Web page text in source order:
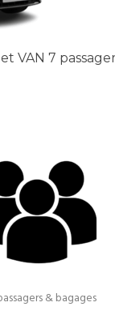
VAN 7
& bagages